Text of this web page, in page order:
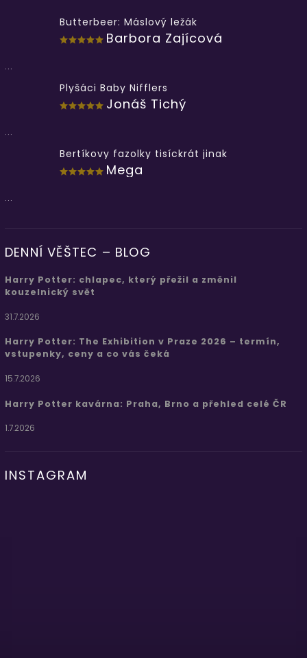
Butterbeer: Máslový ležák
Barbora Zajícová
...
Plyšáci Baby Nifflers
Jonáš Tichý
...
Bertíkovy fazolky tisíckrát jinak
Mega
...
DENNÍ VĚŠTEC – BLOG
Harry Potter: chlapec, který přežil a změnil
kouzelnický svět
31.7.2026
Harry Potter: The Exhibition v Praze 2026 – termín,
vstupenky, ceny a co vás čeká
15.7.2026
Harry Potter kavárna: Praha, Brno a přehled celé ČR
1.7.2026
INSTAGRAM